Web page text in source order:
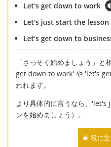
Let's get down to work
Let's just start the lesson
Let's get down to
「さっそく始めましょう」
get down to work' や 'let's
われます。
より具体的に言うなら、
ンを始めましょう）。
役に